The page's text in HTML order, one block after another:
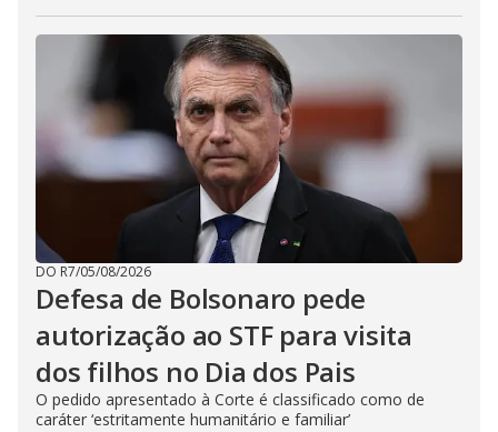
DO R7/05/08/2026
Defesa de Bolsonaro pede
autorização ao STF para visita
dos filhos no Dia dos Pais
O pedido apresentado à Corte é classificado como de
caráter ‘estritamente humanitário e familiar’